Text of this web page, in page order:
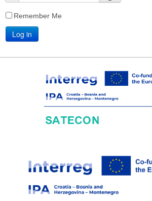
Remember Me
Log in